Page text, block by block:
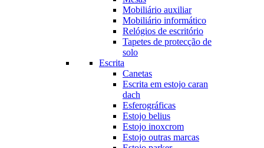
Mobiliário auxiliar
Mobiliário informático
Relógios de escritório
Tapetes de protecção de
solo
Escrita
Canetas
Escrita em estojo caran
dach
Esferográficas
Estojo belius
Estojo inoxcrom
Estojo outras marcas